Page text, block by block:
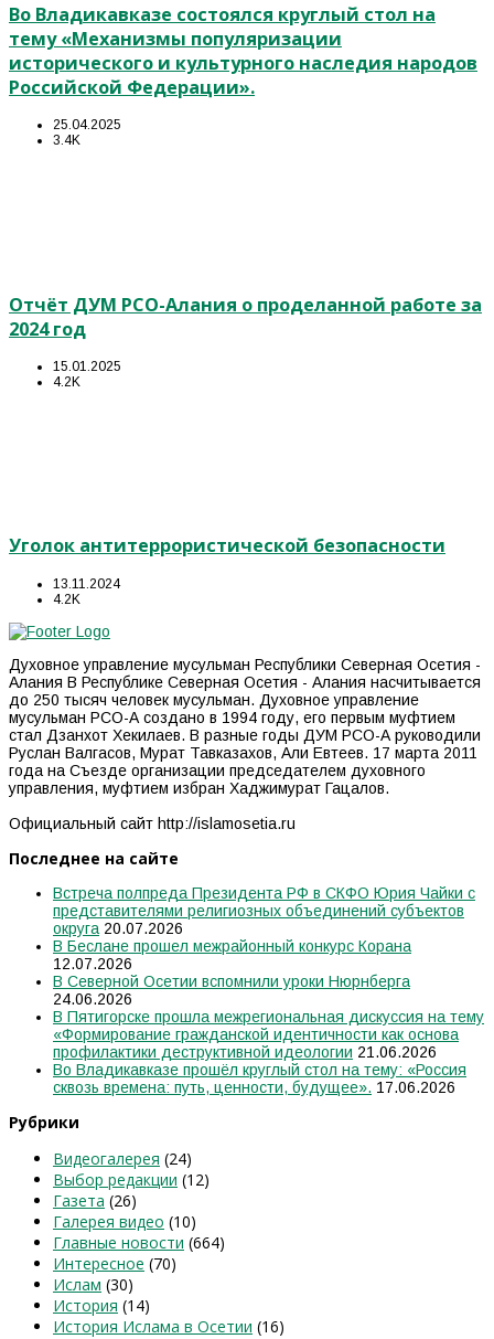
Во Владикавказе состоялся круглый стол на
тему «Механизмы популяризации
исторического и культурного наследия народов
Российской Федерации».
25.04.2025
3.4K
Отчёт ДУМ РСО-Алания о проделанной работе за
2024 год
15.01.2025
4.2K
Уголок антитеррористической безопасности
13.11.2024
4.2K
Духовное управление мусульман Республики Северная Осетия -
Алания В Республике Северная Осетия - Алания насчитывается
до 250 тысяч человек мусульман. Духовное управление
мусульман РСО-А создано в 1994 году, его первым муфтием
стал Дзанхот Хекилаев. В разные годы ДУМ РСО-А руководили
Руслан Валгасов, Мурат Тавказахов, Али Евтеев. 17 марта 2011
года на Съезде организации председателем духовного
управления, муфтием избран Хаджимурат Гацалов.
Официальный сайт http://islamosetia.ru
Последнее на сайте
Встреча полпреда Президента РФ в СКФО Юрия Чайки с
представителями религиозных объединений субъектов
округа 20.07.2026
В Беслане прошел межрайонный конкурс Корана
12.07.2026
В Северной Осетии вспомнили уроки Нюрнберга
24.06.2026
В Пятигорске прошла межрегиональная дискуссия на тему
«Формирование гражданской идентичности как основа
профилактики деструктивной идеологии 21.06.2026
Во Владикавказе прошёл круглый стол на тему: «Россия
сквозь времена: путь, ценности, будущее». 17.06.2026
Рубрики
Видеогалерея (24)
Выбор редакции (12)
Газета (26)
Галерея видео (10)
Главные новости (664)
Интересное (70)
Ислам (30)
История (14)
История Ислама в Осетии (16)